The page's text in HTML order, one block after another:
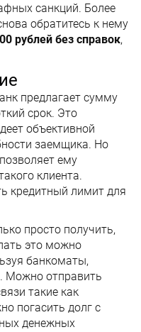
санкций. Более
обратитесь к нему
рублей без справок,
предлагает сумму
срок. Это
объективной
заемщика. Но
ему
клиента.
кредитный лимит для
просто получить,
это можно
банкоматы,
Можно отправить
такие как
погасить долг с
денежных